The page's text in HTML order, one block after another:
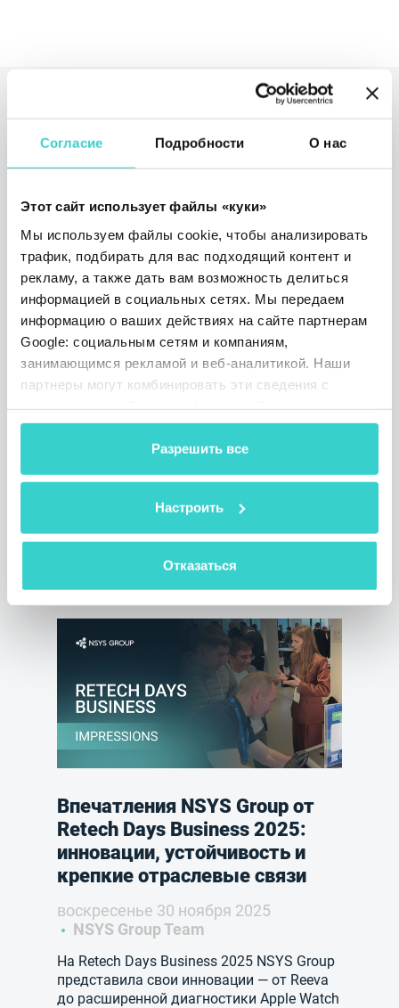
Согласие Подробности О нас
Этот сайт использует файлы «куки»
Мы используем файлы cookie, чтобы анализировать
трафик, подбирать для вас подходящий контент и
рекламу, а также дать вам возможность делиться
информацией в социальных сетях. Мы передаем
информацию о ваших действиях на сайте партнерам
Google: социальным сетям и компаниям,
занимающимся рекламой и веб-аналитикой. Наши
партнеры могут комбинировать эти сведения с
данными, которые они получили при использовании
Разрешить все
Настроить
Отказаться
Читайте также
Мы снова едем на Circular
Markets 2026!
четверг 05 февраля 2026
NSYS Group Team
NSYS примет участие в Circular Markets
экономики в мобильных технологиях.
Встретьтесь с нашей командой в Лондоне
партнерства.
1 мин. на чтение
Впечатления NSYS Group от
Retech Days Business 2025:
инновации, устойчивость и
крепкие отраслевые связи
воскресенье 30 ноября 2025
NSYS Group Team
На Retech Days Business 2025 NSYS Group
представила свои инновации — от Reeva
до расширенной диагностики Apple Watch